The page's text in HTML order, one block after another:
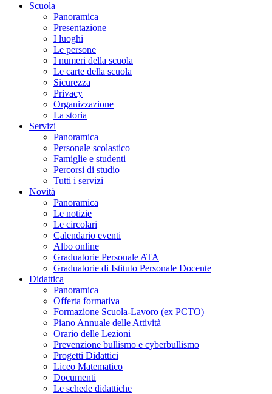
Scuola
Panoramica
Presentazione
I luoghi
Le persone
I numeri della scuola
Le carte della scuola
Sicurezza
Privacy
Organizzazione
La storia
Servizi
Panoramica
Personale scolastico
Famiglie e studenti
Percorsi di studio
Tutti i servizi
Novità
Panoramica
Le notizie
Le circolari
Calendario eventi
Albo online
Graduatorie Personale ATA
Graduatorie di Istituto Personale Docente
Didattica
Panoramica
Offerta formativa
Formazione Scuola-Lavoro (ex PCTO)
Piano Annuale delle Attività
Orario delle Lezioni
Prevenzione bullismo e cyberbullismo
Progetti Didattici
Liceo Matematico
Documenti
Le schede didattiche